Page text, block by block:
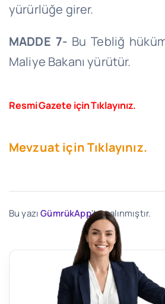
yürürlüğe girer.
MADDE 7- Bu Tebliğ
Maliye Bakanı yürütür.
Resmi Gazete için Tıklayınız.
Mevzuat için Tıklayınız.
Bu yazıGümrükApp'ten alınmıştır.